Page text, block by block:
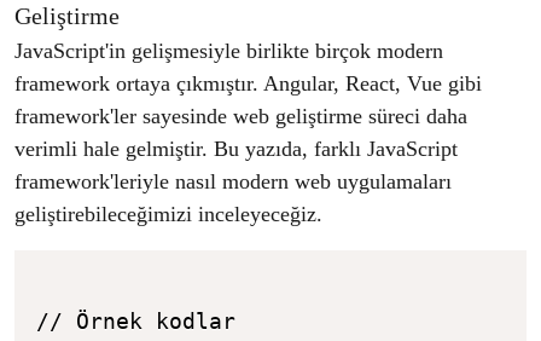
Geliştirme
JavaScript'in gelişmesiyle birlikte birçok modern
framework ortaya çıkmıştır. Angular, React, Vue gibi
framework'ler sayesinde web geliştirme süreci daha
verimli hale gelmiştir. Bu yazıda, farklı JavaScript
framework'leriyle nasıl modern web uygulamaları
geliştirebileceğimizi inceleyeceğiz.
// Örnek kodlar